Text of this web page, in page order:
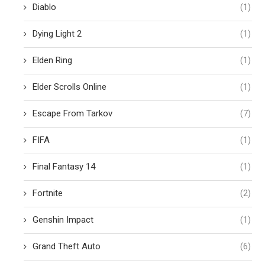
Diablo (1)
Dying Light 2 (1)
Elden Ring (1)
Elder Scrolls Online (1)
Escape From Tarkov (7)
FIFA (1)
Final Fantasy 14 (1)
Fortnite (2)
Genshin Impact (1)
Grand Theft Auto (6)